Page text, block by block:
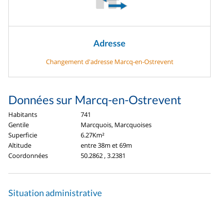
Adresse
Changement d'adresse Marcq-en-Ostrevent
Données sur Marcq-en-Ostrevent
Habitants
741
Gentile
Marcquois, Marcquoises
Superficie
6.27Km²
Altitude
entre 38m et 69m
Coordonnées
50.2862 , 3.2381
Situation administrative